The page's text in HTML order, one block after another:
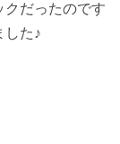
クだったのです
した♪